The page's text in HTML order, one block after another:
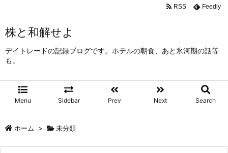
株と和解せよ
デイトレードの記録ブログです。ホテルの朝食、あと氷河期の話等
も。
Menu Sidebar Prev Next Search
RSS Feedly
ホーム > 未分類